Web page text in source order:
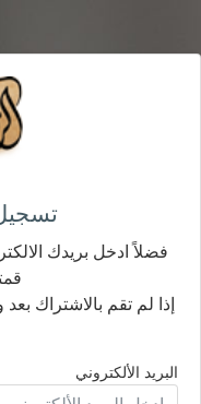
فضلاً ادخل بريدك
إذا لم تقم بالاشتراك
البريد الألكتروني